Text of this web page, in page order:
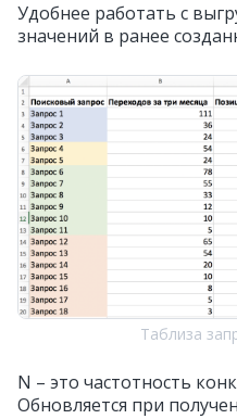
Удобнее работать с
значений в ранее
Таблиза
N – это частотность
Обновляется при